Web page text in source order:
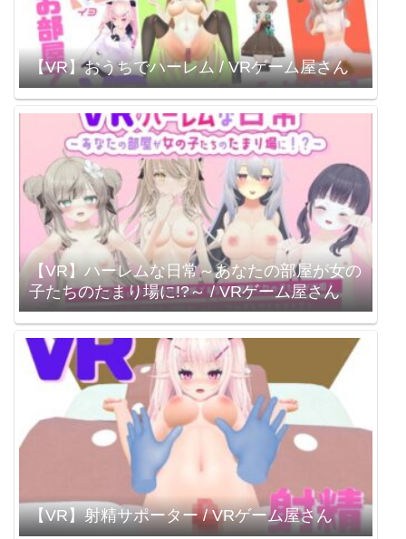
【VR】おうちでハーレム / VRゲーム屋さん
【VR】ハーレムな日常～あなたの部屋が女の
子たちのたまり場に!?～ / VRゲーム屋さん
【VR】射精サポーター / VRゲーム屋さん